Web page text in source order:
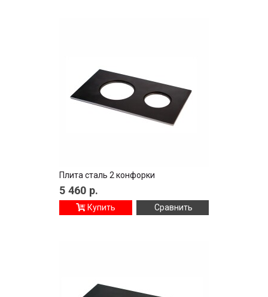
Плита сталь 2 конфорки
5 460 р.
Купить Сравнить